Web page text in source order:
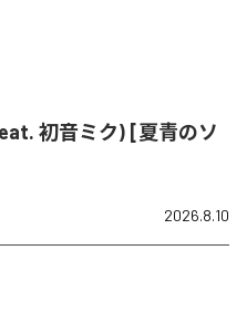
初音ミク) [夏青のソ
2026.8.10